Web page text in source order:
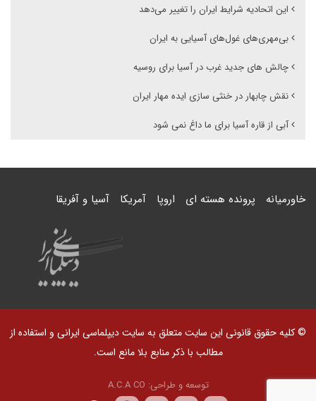
این اتحادیه شرایط ایران را تغییر می‌دهد
بی‌مهری‌های غول‌های آسیایی به ایران
چالش های جدید غرب در آسیا برای روسیه
نقش چابهار در خنثی سازی ایده‌ مهار ایران
آبی از قاره آسیا برای ما داغ نمی شود
خاورمیانه پرونده هسته ای اروپا آمریکا آسیا و آفریقا
© کلیه حقوق قانونی این سایت متعلق به سایت دیپلماسی ایرانی و استفاده از
مطالب با ذکر منابع بلا مانع است.
توسعه و طراحی: A.C.A CO